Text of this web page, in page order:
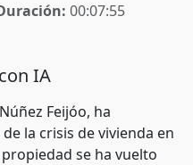
00:07:55
IA
Feijóo, ha
la crisis de vivienda en
se ha vuelto